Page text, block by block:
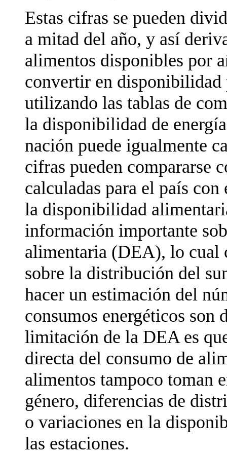
Estas cifras se pueden
a mitad del año, y así
alimentos disponibles por
convertir en disponibilidad
utilizando las tablas de
la disponibilidad de
nación puede igualmente
cifras pueden compararse
calculadas para el país
la disponibilidad
información importante
alimentaria (DEA), lo cual
sobre la distribución del
hacer un estimación del
consumos energéticos
limitación de la DEA es
directa del consumo de
alimentos tampoco toman
género, diferencias de
o variaciones en la
las estaciones.